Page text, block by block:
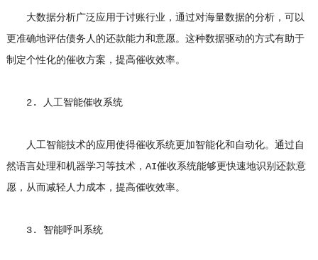
大数据分析广泛应用于讨账行业，通过对海量数据的分析，可以
更准确地评估债务人的还款能力和意愿。这种数据驱动的方式有助于
制定个性化的催收方案，提高催收效率。
2. 人工智能催收系统
人工智能技术的应用使得催收系统更加智能化和自动化。通过自
然语言处理和机器学习等技术，AI催收系统能够更快速地识别还款意
愿，从而减轻人力成本，提高催收效率。
3. 智能呼叫系统